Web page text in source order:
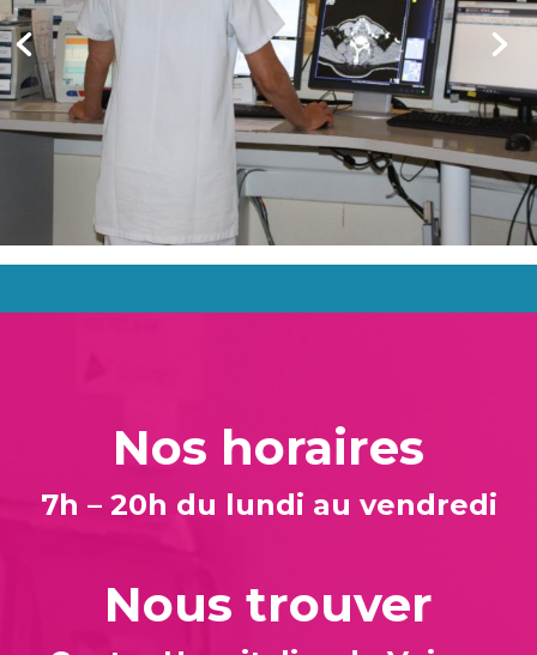
Nos horaires
7h – 20h du lundi au vendredi
Nous trouver